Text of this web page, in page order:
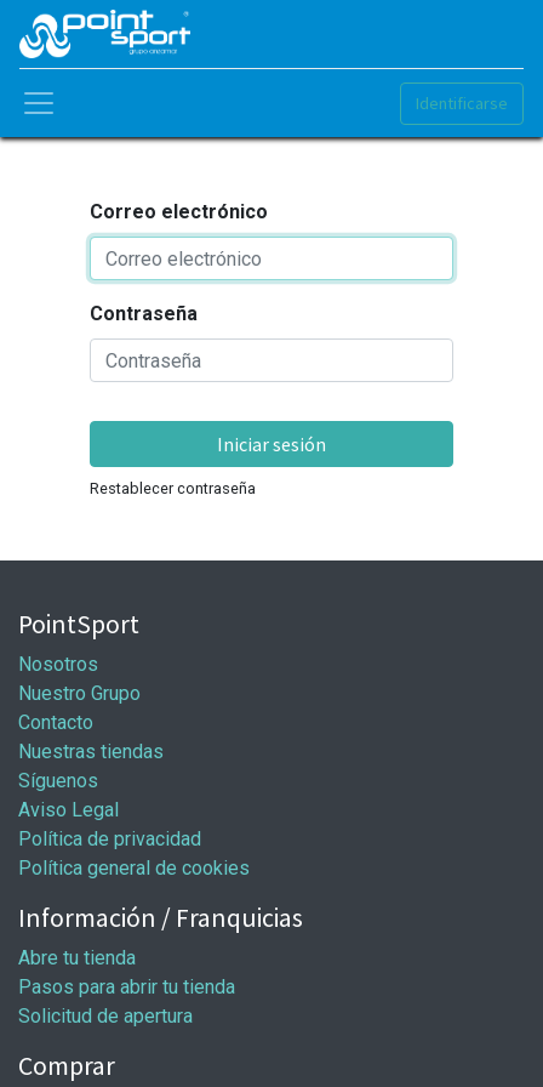
Identificarse
Correo electrónico
Contraseña
Iniciar sesión
Restablecer contraseña
PointSport
Nosotros
Nuestro Grupo
Contacto
Nuestras tiendas
Síguenos
Aviso Legal
Política de privacidad
Política general de cookies
Información / Franquicias
Abre tu tienda
Pasos para abrir tu tienda
Solicitud de apertura
Comprar